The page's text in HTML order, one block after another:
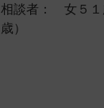
相談者： 女５
歳）